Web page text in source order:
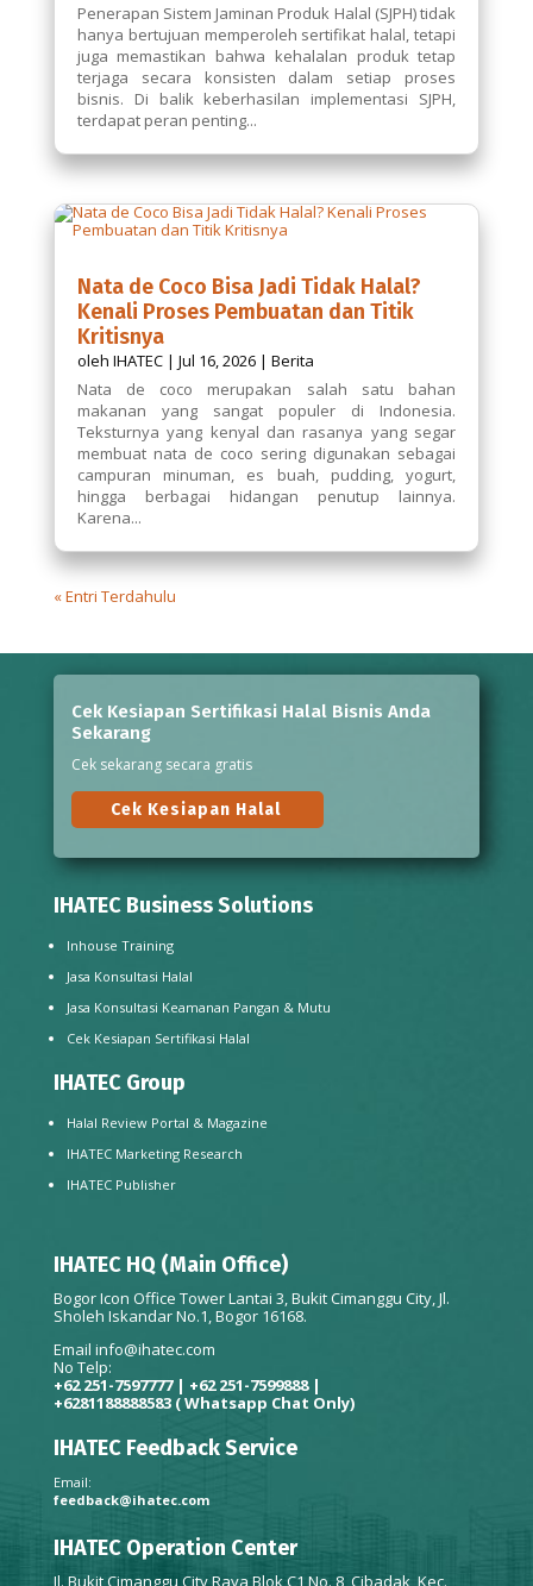
Penerapan Sistem Jaminan Produk Halal (SJPH) tidak
hanya bertujuan memperoleh sertifikat halal, tetapi
juga memastikan bahwa kehalalan produk tetap
terjaga secara konsisten dalam setiap proses
bisnis. Di balik keberhasilan implementasi SJPH,
terdapat peran penting...
Nata de Coco Bisa Jadi Tidak Halal?
Kenali Proses Pembuatan dan Titik
Kritisnya
oleh IHATEC| Jul 16, 2026| Berita
Nata de coco merupakan salah satu bahan
makanan yang sangat populer di Indonesia.
Teksturnya yang kenyal dan rasanya yang segar
membuat nata de coco sering digunakan sebagai
campuran minuman, es buah, pudding, yogurt,
hingga berbagai hidangan penutup lainnya.
Karena...
« Entri Terdahulu
Cek Kesiapan Sertifikasi Halal Bisnis Anda
Sekarang
Cek sekarang secara gratis
Cek Kesiapan Halal
IHATEC Business Solutions
Inhouse Training
Jasa Konsultasi Halal
Jasa Konsultasi Keamanan Pangan & Mutu
Cek Kesiapan Sertifikasi Halal
IHATEC Group
Halal Review Portal & Magazine
IHATEC Marketing Research
IHATEC Publisher
IHATEC HQ (Main Office)
Bogor Icon Office Tower Lantai 3, Bukit Cimanggu City, Jl.
Sholeh Iskandar No.1, Bogor 16168.
Email info@ihatec.com
No Telp:
+62 251-7597777 | +62 251-7599888 |
+6281188888583 ( Whatsapp Chat Only)
IHATEC Feedback Service
Email:
feedback@ihatec.com
IHATEC Operation Center
Jl. Bukit Cimanggu City Raya Blok C1 No. 8, Cibadak, Kec.